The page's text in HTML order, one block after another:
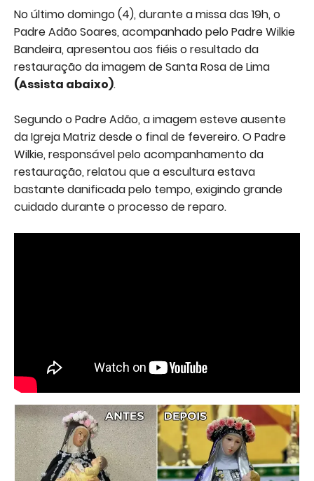
No último domingo (4), durante a missa das 19h, o
Padre Adão Soares, acompanhado pelo Padre Wilkie
Bandeira, apresentou aos fiéis o resultado da
restauração da imagem de Santa Rosa de Lima
(Assista abaixo).
Segundo o Padre Adão, a imagem esteve ausente
da Igreja Matriz desde o final de fevereiro. O Padre
Wilkie, responsável pelo acompanhamento da
restauração, relatou que a escultura estava
bastante danificada pelo tempo, exigindo grande
cuidado durante o processo de reparo.